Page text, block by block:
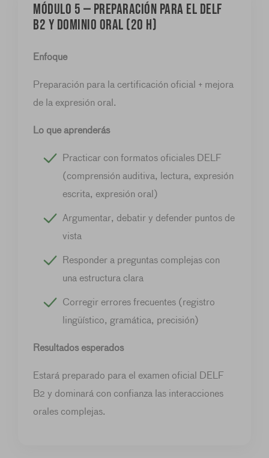
MÓDULO 5 — Preparación para el DELF
B2 y dominio oral (20 h)
Enfoque
Preparación para la certificación oficial + mejora
de la expresión oral.
Lo que aprenderás
Practicar con formatos oficiales DELF
(comprensión auditiva, lectura, expresión
escrita, expresión oral)
Argumentar, debatir y defender puntos de
vista
Responder a preguntas complejas con
una estructura clara
Corregir errores frecuentes (registro
lingüístico, gramática, precisión)
Resultados esperados
Estará preparado para el examen oficial DELF
B2 y dominará con confianza las interacciones
orales complejas.